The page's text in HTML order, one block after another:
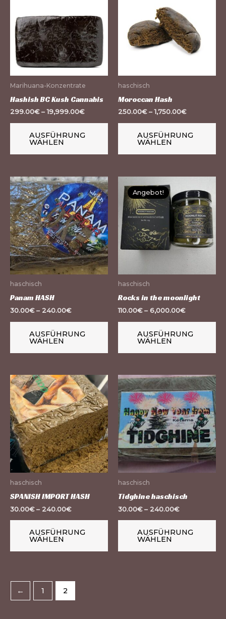
Marihuana-Konzentrate
Hashish BC Kush Cannabis
299.00€–19,999.00€
AUSFÜHRUNG
WÄHLEN
mehrere
Varianten
Produktseite
haschisch
Moroccan Hash
250.00€–1,750.00€
AUSFÜHRUNG
WÄHLEN
haschisch
Panam HASH
30.00€– 240.00€
AUSFÜHRUNG
WÄHLEN
Dieses
Produkt
weist
mehrere
Varianten
auf.
Die
Produktseite
Angebot!
haschisch
Rocks in the moonlight
110.00€– 6,000.00€
AUSFÜHRUNG
WÄHLEN
haschisch
SPANISH IMPORT HASH
30.00€– 240.00€
AUSFÜHRUNG
WÄHLEN
Dieses
Produkt
weist
mehrere
Varianten
auf.
Die
Produktseite
haschisch
Tidghine haschisch
30.00€– 240.00€
AUSFÜHRUNG
WÄHLEN
← 1 2